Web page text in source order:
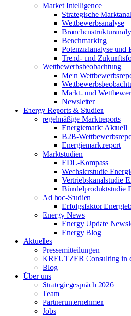
Market Intelligence
Strategische
Wettbewerbsanalyse
Benchmarking
Potenzialanalyse und
Trend- und
Wettbewerbs­beobachtung
Mein
Markt- und
Newsletter
Energy Reports & Studien
regelmäßige Marktreports
Energiemarkt Aktuell
B2B-
Energiemarktreport
Marktstudien
EDL-Kompass
Wechslerstudie
Vertriebskanalstudie
Bündelproduktstudie
Ad hoc-Studien
Erfolgsfaktor
Energy News
Energy Update
Energy Blog
Aktuelles
Pressemitteilungen
KREUTZER Consulting in
Blog
Über uns
Strategiegespräch 2026
Team
Partnerunternehmen
Jobs